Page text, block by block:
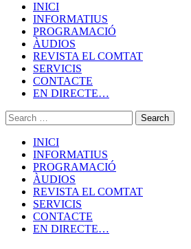
INICI
INFORMATIUS
PROGRAMACIÓ
ÀUDIOS
REVISTA EL COMTAT
SERVICIS
CONTACTE
EN DIRECTE…
INICI
INFORMATIUS
PROGRAMACIÓ
ÀUDIOS
REVISTA EL COMTAT
SERVICIS
CONTACTE
EN DIRECTE…